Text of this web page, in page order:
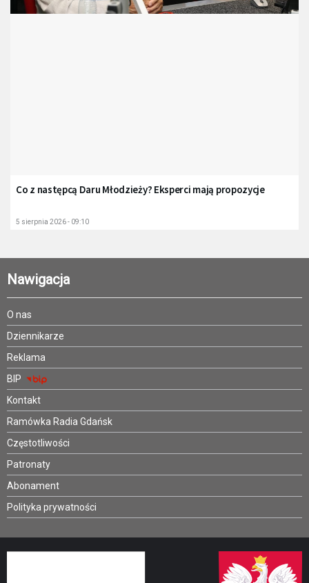
Co z następcą Daru Młodzieży? Eksperci mają propozycje
5 sierpnia 2026 - 09:10
Nawigacja
O nas
Dziennikarze
Reklama
BIP
Kontakt
Ramówka Radia Gdańsk
Częstotliwości
Patronaty
Abonament
Polityka prywatności